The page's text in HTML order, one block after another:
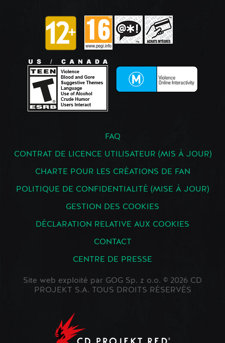
FAQ
CONTRAT DE LICENCE UTILISATEUR (MIS À JOUR)
CHARTE POUR LES CRÉATIONS DE FAN
POLITIQUE DE CONFIDENTIALITÉ (MISE À JOUR)
GESTION DES COOKIES
DÉCLARATION RELATIVE AUX COOKIES
CONTACT
CENTRE DE PRESSE
Site web exploité par GOG Sp. z o.o. © 2026 CD
PROJEKT S.A. TOUS DROITS RÉSERVÉS